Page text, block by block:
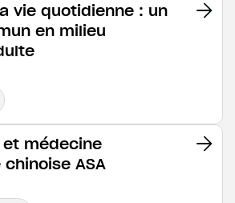
vie quotidienne : un
en milieu
médecine
ASA